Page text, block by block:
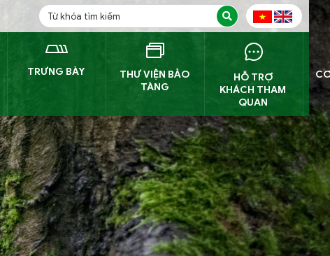
TRƯNG BÀY
THƯ VIỆN BẢO
TÀNG
HỖ TRỢ
KHÁCH THAM
QUAN